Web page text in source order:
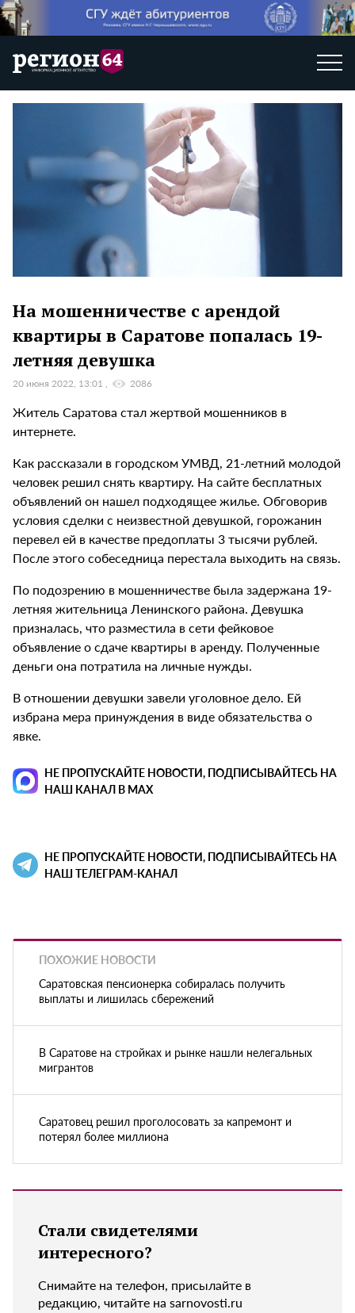
На мошенничестве с арендой
квартиры в Саратове попалась 19-
летняя девушка
20 июня 2022, 13:01 2086
Житель Саратова стал жертвой мошенников в
интернете.
Как рассказали в городском УМВД, 21-летний молодой
человек решил снять квартиру. На сайте бесплатных
объявлений он нашел подходящее жилье. Обговорив
условия сделки с неизвестной девушкой, горожанин
перевел ей в качестве предоплаты 3 тысячи рублей.
После этого собеседница перестала выходить на связь.
По подозрению в мошенничестве была задержана 19-
летняя жительница Ленинского района. Девушка
призналась, что разместила в сети фейковое
объявление о сдаче квартиры в аренду. Полученные
деньги она потратила на личные нужды.
В отношении девушки завели уголовное дело. Ей
избрана мера принуждения в виде обязательства о
явке.
НЕ ПРОПУСКАЙТЕ НОВОСТИ, ПОДПИСЫВАЙТЕСЬ НА
НАШ КАНАЛ В MAX
НЕ ПРОПУСКАЙТЕ НОВОСТИ, ПОДПИСЫВАЙТЕСЬ НА
НАШ ТЕЛЕГРАМ-КАНАЛ
ПОХОЖИЕ НОВОСТИ
Саратовская пенсионерка собиралась получить
выплаты и лишилась сбережений
В Саратове на стройках и рынке нашли нелегальных
мигрантов
Саратовец решил проголосовать за капремонт и
потерял более миллиона
Стали свидетелями
интересного?
Снимайте на телефон, присылайте в
редакцию, читайте на sarnovosti.ru